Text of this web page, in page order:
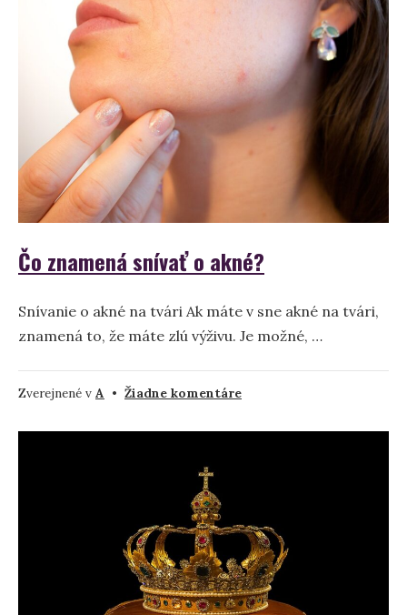
interpretácia
snov
Čo znamená snívať o akné?
Snívanie o akné na tvári Ak máte v sne akné na tvári,
znamená to, že máte zlú výživu. Je možné, …
Zverejnené v A • Žiadne komentárena
znamená